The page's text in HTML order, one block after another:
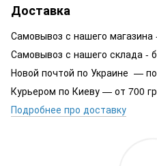
Доставка
Самовывоз с нашего магазина
Самовывоз с нашего склада -
Новой почтой по Украине —
Курьером по Киеву — от 700
Подробнее про доставку